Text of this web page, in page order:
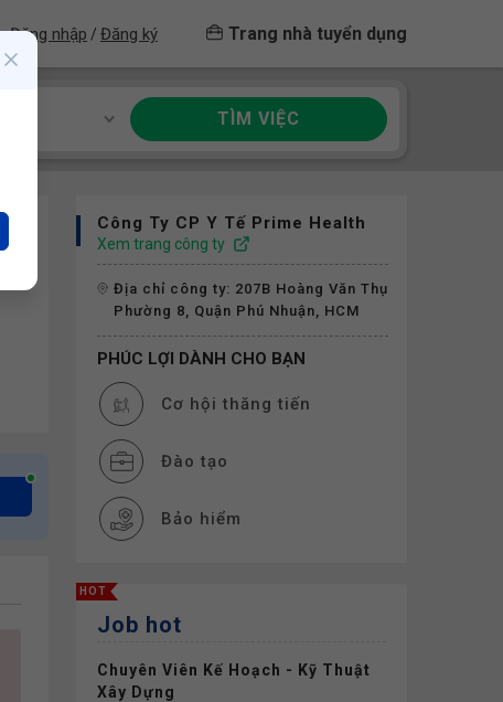
Đăng nhập / Đăng ký Trang nhà tuyển dụng
TÌM VIỆC
Công Ty CP Y Tế Prime Health
Xem trang công ty
Địa chỉ công ty: 207B Hoàng Văn Thụ
Phường 8, Quận Phú Nhuận, HCM
PHÚC LỢI DÀNH CHO BẠN
Cơ hội thăng tiến
Đào tạo
Bảo hiểm
HOT
Job hot
Chuyên Viên Kế Hoạch - Kỹ Thuật
Xây Dựng